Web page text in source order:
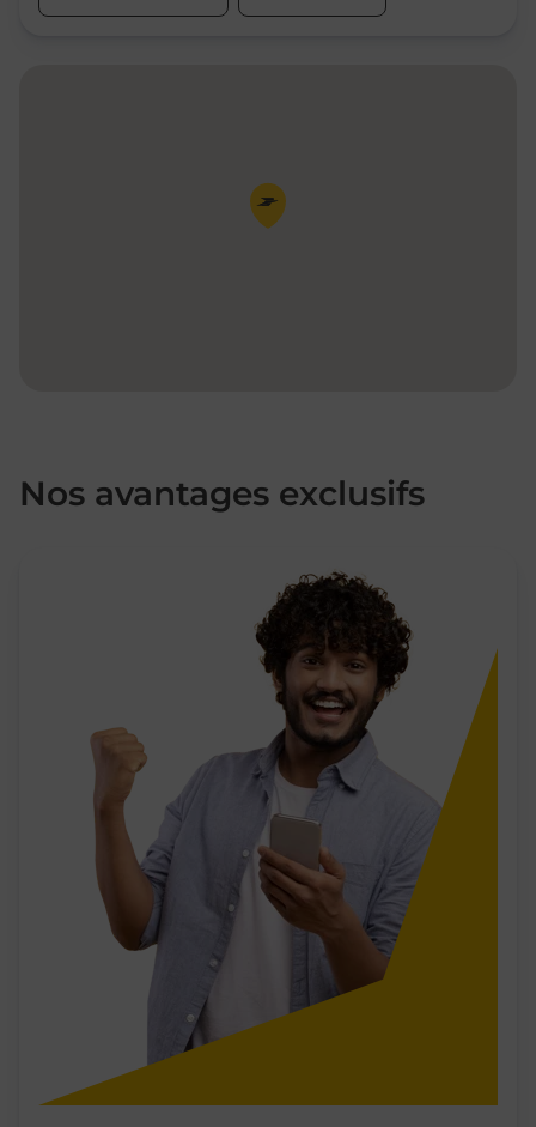
Pin de la carte
Nos avantages exclusifs